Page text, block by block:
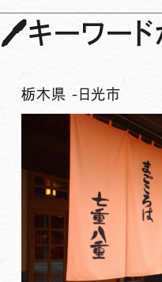
🖊キーワー
栃木県 - 日光市